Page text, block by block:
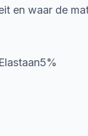
en waar de